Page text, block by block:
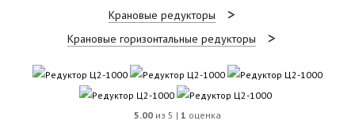
Крановые редукторы
Крановые горизонтальные редукторы
5.00 из 5 | 1 оценка